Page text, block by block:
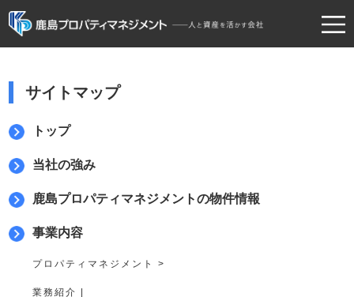
当社の強み
事業内容
企業情報
お問い合わせ
サイトマップ
トップ
当社の強み
鹿島プロパティマネジメントの物件情報
事業内容
プロパティマネジメント >
業務紹介 |